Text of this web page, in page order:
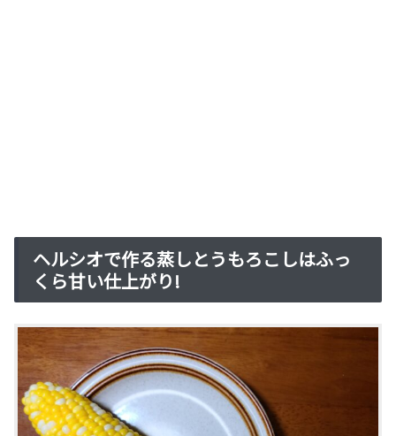
ヘルシオで作る蒸しとうもろこしはふっ
くら甘い仕上がり!